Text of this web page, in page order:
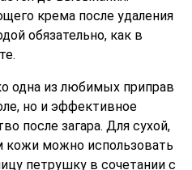
крема после удаления
обязательно, как в
одна из любимых приправ
но и эффективное
после загара. Для сухой,
кожи можно использовать
петрушку в сочетании с